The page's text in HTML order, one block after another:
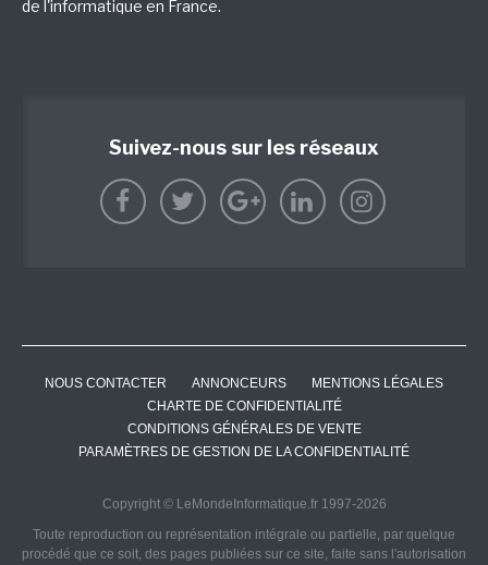
de l'informatique en France.
Suivez-nous sur les réseaux
NOUS CONTACTER ANNONCEURS
MENTIONS LÉGALES
CHARTE DE CONFIDENTIALITÉ
CONDITIONS GÉNÉRALES DE VENTE
PARAMÈTRES DE GESTION DE LA CONFIDENTIALITÉ
Copyright © LeMondeInformatique.fr 1997-2026
Toute reproduction ou représentation intégrale ou partielle, par quelque
procédé que ce soit, des pages publiées sur ce site, faite sans l'autorisation